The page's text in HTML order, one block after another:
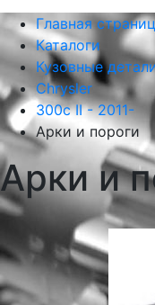
Главная
Каталоги
Кузовные
Chrysler
300c II - 2011-
Арки и пороги
Арки и